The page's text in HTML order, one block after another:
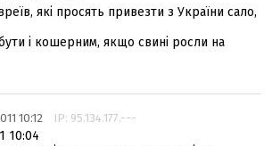
які просять привезти з України сало,
і кошерним, якщо свині росли на
10:12 IP: 95.134.177.---
10:04